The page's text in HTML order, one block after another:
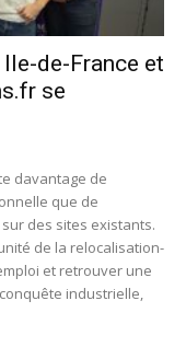
de-France et
se
davantage de
que de
des sites existants.
de la relocalisation-
et retrouver une
industrielle,